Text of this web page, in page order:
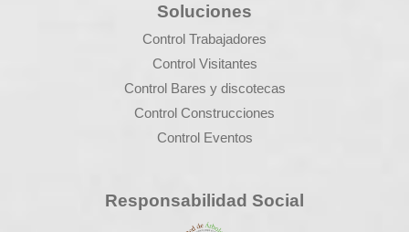
Soluciones
Control Trabajadores
Control Visitantes
Control Bares y discotecas
Control Construcciones
Control Eventos
Responsabilidad Social